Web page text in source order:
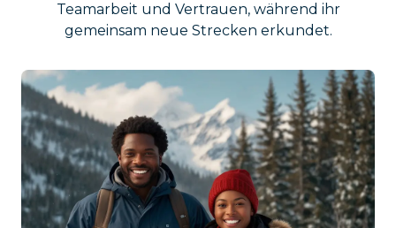
Teamarbeit und Vertrauen, während ihr
gemeinsam neue Strecken erkundet.